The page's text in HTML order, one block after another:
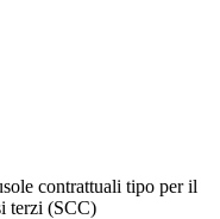
contrattuali tipo per il
terzi (SCC)